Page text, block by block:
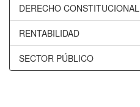
DERECHO CONSTITUCIONAL
RENTABILIDAD
SECTOR PÚBLICO